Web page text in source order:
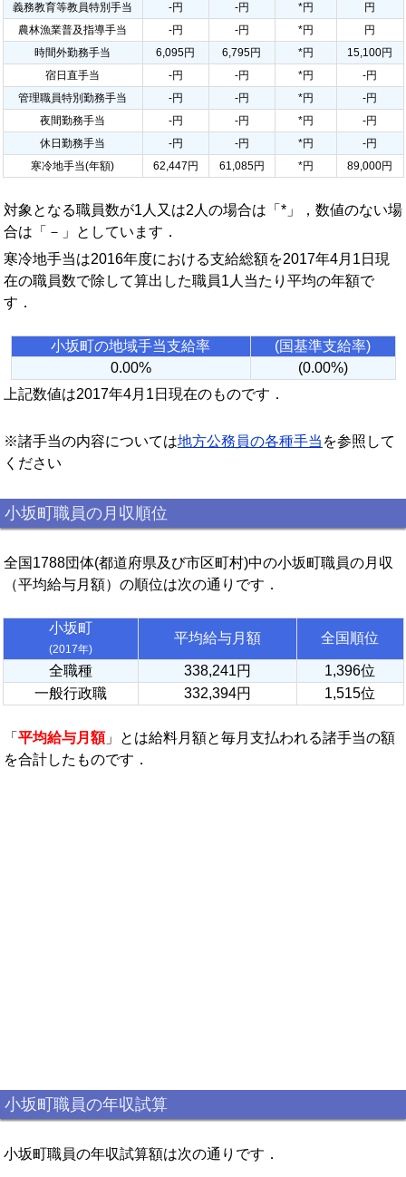
義務教育等教員特別手当
-円 -円 *円
円
農林漁業普及指導手当
-円 -円 *円
円
時間外勤務手当
6,095円 6,795円 *円
15,100円
宿日直手当
-円 -円 *円
-円
管理職員特別勤務手当
-円 -円 *円
-円
夜間勤務手当
-円 -円 *円
-円
休日勤務手当
-円 -円 *円
-円
寒冷地手当(年額)
62,447円 61,085円 *円 89,000円
対象となる職員数が1人又は2人の場合は「*」，数値のない場
合は「－」としています．
寒冷地手当は2016年度における支給総額を2017年4月1日現
在の職員数で除して算出した職員1人当たり平均の年額で
す．
小坂町の地域手当支給率
(国基準支給率)
0.00%
(0.00%)
上記数値は2017年4月1日現在のものです．
※諸手当の内容については地方公務員の各種手当 を参照して
ください
小坂町職員の月収順位
全国1788団体(都道府県及び市区町村)中の小坂町職員の月収
（平均給与月額）の順位は次の通りです．
小坂町
(2017年)
平均給与月額 全国順位
全職種 338,241円
1,396位
一般行政職
332,394円 1,515位
「 平均給与月額」とは給料月額と毎月支払われる諸手当の額
を合計したものです．
小坂町職員の年収試算
小坂町職員の年収試算額は次の通りです．